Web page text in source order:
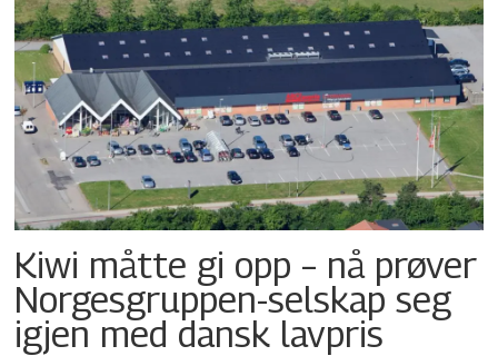
Kiwi måtte gi opp – nå prøver
Norgesgruppen-selskap seg
igjen med dansk lavpris